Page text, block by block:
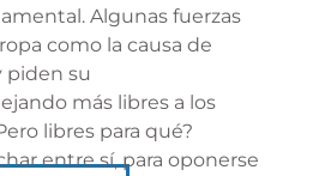
Algunas fuerzas
como la causa de
piden su
más libres a los
libres para qué?
entre sí, para oponerse